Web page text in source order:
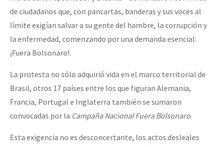
de ciudadanos que, con pancartas, banderas y sus voces al
límite exigían salvar a su gente del hambre, la corrupción y
la enfermedad, comenzando por una demanda esencial:
¡Fuera Bolsonaro!.
La protesta no sólo adquirió vida en el marco territorial de
Brasil, otros 17 países entre los que figuran Alemania,
Francia, Portugal e Inglaterra también se sumaron
convocadas por la Campaña Nacional Fuera Bolsonaro.
Esta exigencia no es desconcertante, los actos desleales